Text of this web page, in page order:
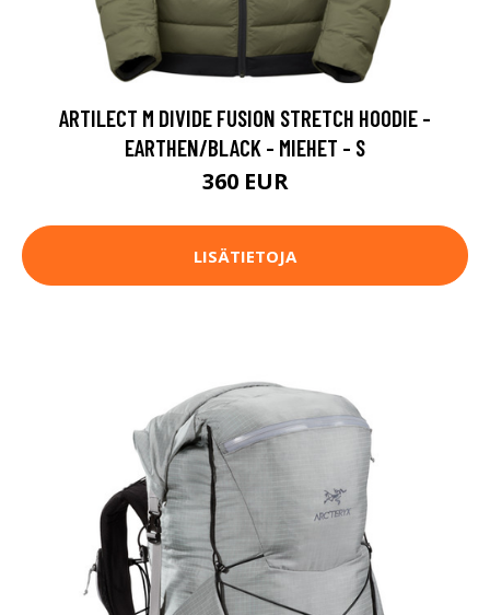
ARTILECT M DIVIDE FUSION STRETCH HOODIE -
EARTHEN/BLACK - MIEHET - S
360 EUR
LISÄTIETOJA